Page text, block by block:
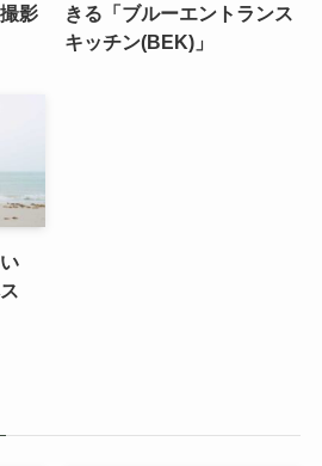
影
きる「ブルーエントランス
キッチン(BEK)」